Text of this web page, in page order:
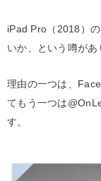
iPad Pro（2018）
いか、という噂があ
理由の一つは、
てもう一つは
す。